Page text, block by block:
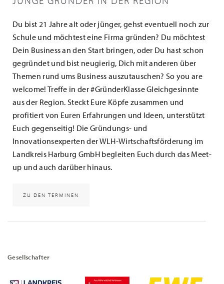
Du bist 21 Jahre alt oder jünger, gehst eventuell noch zur
Schule und möchtest eine Firma gründen? Du möchtest
Dein Business an den Start bringen, oder Du hast schon
gegründet und bist neugierig, Dich mit anderen über
Themen rund ums Business auszutauschen? So you are
welcome! Treffe in der #GründerKlasse Gleichgesinnte
aus der Region. Steckt Eure Köpfe zusammen und
profitiert von Euren Erfahrungen und Ideen, unterstützt
Euch gegenseitig! Die Gründungs- und
Innovationsexperten der WLH-Wirtschaftsförderung im
Landkreis Harburg GmbH begleiten Euch durch das Meet-
up und auch darüber hinaus.
ZU DEN TERMINEN
Gesellschafter